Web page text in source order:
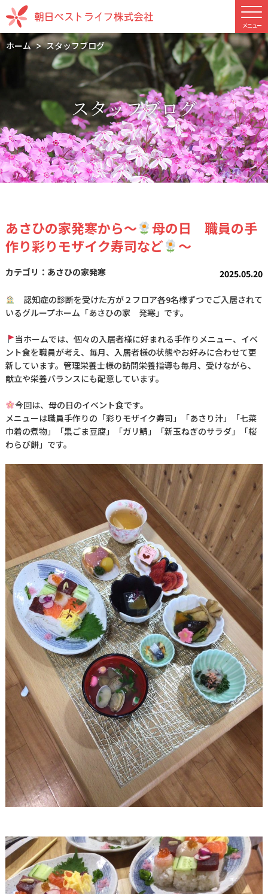
ホーム スタッフブログ
スタッフブログ
あさひの家発寒から～
母の日 職員の手
作り彩りモザイク寿司など
～
あさひの家発寒 2025.05.20
認知症の診断を受けた方が２フロア各9名様ずつでご入居されて
いるグループホーム「あさひの家 発寒」です。
当ホームでは、個々の入居者様に好まれる手作りメニュー、イベ
ント食を職員が考え、毎月、入居者様の状態やお好みに合わせて更
新しています。管理栄養士様の訪問栄養指導も毎月、受けながら、
献立や栄養バランスにも配意しています。
今回は、母の日のイベント食です。
メニューは職員手作りの「彩りモザイク寿司」「あさり汁」「七菜
巾着の煮物」「黒ごま豆腐」「ガリ鯖」「新玉ねぎのサラダ」「桜
わらび餅」です。